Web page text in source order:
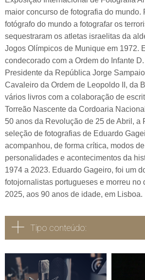
maior concurso de fotografia do mundo.
fotógrafo do mundo a fotografar os
sequestraram os atletas israelitas da
Jogos Olímpicos de Munique em 1972.
condecorado com a Ordem do Infante
Presidente da República Jorge
Cavaleiro da Ordem de Leopoldo II, da
vários livros com a colaboração de
Torreão Nascente da Cordoaria
50 anos da Revolução de 25 de Abril, a
seleção de fotografias de Eduardo
acompanhou, de forma crítica, modos
personalidades e acontecimentos da
1974 a 2023. Eduardo Gageiro, foi um
fotojornalistas portugueses e morreu no
2025, aos 90 anos de idade, em Lisboa.
Tipo conteúdo:
Todos Vídeo Áudio